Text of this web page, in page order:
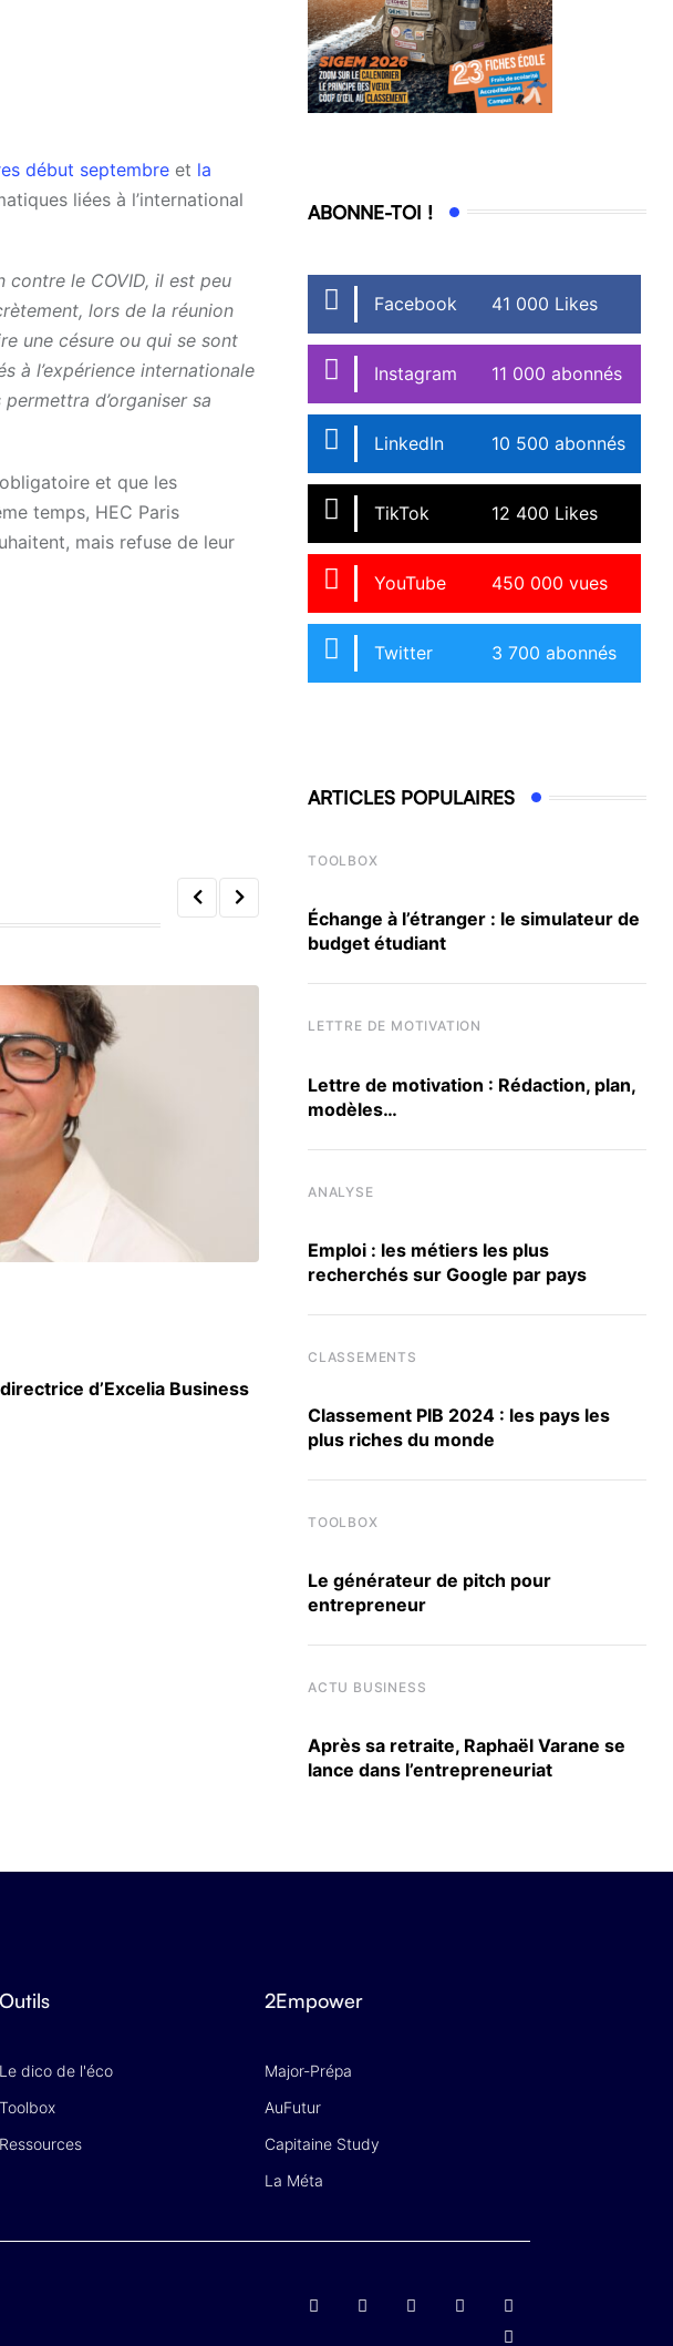
début septembre et la
liées à l’international
contre le COVID, il est peu
lors de la réunion
une césure ou qui se sont
à l’expérience internationale
d’organiser sa
et que les
temps, HEC Paris
mais refuse de leur
d’Excelia Business
accords internationaux
3 JUILLET 2026
ABONNE-TOI !
Facebook 41 000 Likes
Instagram 11 000 abonnés
LinkedIn 10 500 abonnés
TikTok 12 400 Likes
YouTube 450 000 vues
Twitter 3 700 abonnés
ARTICLES POPULAIRES
TOOLBOX
Échange à l’étranger : le simulateur de
budget étudiant
LETTRE DE MOTIVATION
Lettre de motivation : Rédaction, plan,
modèles…
ANALYSE
Emploi : les métiers les plus
recherchés sur Google par pays
CLASSEMENTS
Classement PIB 2024 : les pays les
plus riches du monde
TOOLBOX
Le générateur de pitch pour
entrepreneur
ACTU BUSINESS
Après sa retraite, Raphaël Varane se
lance dans l’entrepreneuriat
Outils
Le dico de l'éco
Toolbox
Ressources
2Empower
Major-Prépa
AuFutur
Capitaine Study
La Méta